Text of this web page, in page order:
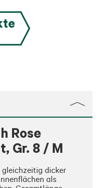
Rose
Gr. 8 / M
gleichzeitig dicker
als